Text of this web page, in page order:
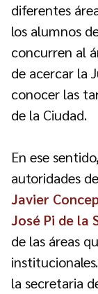
diferentes
los alumnos
concurren al
de acercar la
conocer las
de la Ciudad.
En ese
autoridades
Javier
José Pi de la
de las áreas
la secretaria